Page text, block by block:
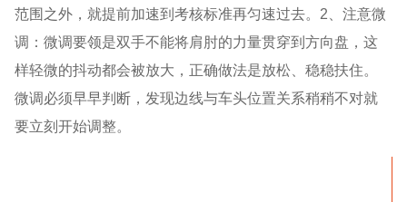
范围之外，就提前加速到考核标准再匀速过去。2、注意微
调：微调要领是双手不能将肩肘的力量贯穿到方向盘，这
样轻微的抖动都会被放大，正确做法是放松、稳稳扶住。
微调必须早早判断，发现边线与车头位置关系稍稍不对就
要立刻开始调整。